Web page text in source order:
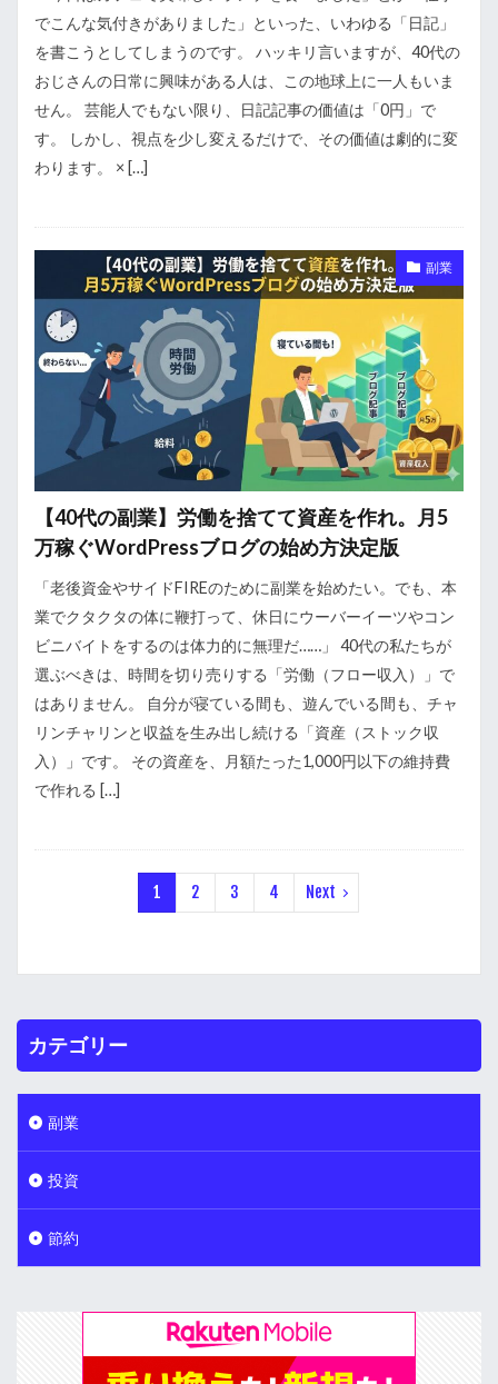
でこんな気付きがありました」といった、いわゆる「日記」
を書こうとしてしまうのです。 ハッキリ言いますが、40代の
おじさんの日常に興味がある人は、この地球上に一人もいま
せん。 芸能人でもない限り、日記記事の価値は「0円」で
す。 しかし、視点を少し変えるだけで、その価値は劇的に変
わります。 × […]
副業
【40代の副業】労働を捨てて資産を作れ。月5
万稼ぐWordPressブログの始め方決定版
「老後資金やサイドFIREのために副業を始めたい。でも、本
業でクタクタの体に鞭打って、休日にウーバーイーツやコン
ビニバイトをするのは体力的に無理だ……」 40代の私たちが
選ぶべきは、時間を切り売りする「労働（フロー収入）」で
はありません。 自分が寝ている間も、遊んでいる間も、チャ
リンチャリンと収益を生み出し続ける「資産（ストック収
入）」です。 その資産を、月額たった1,000円以下の維持費
で作れる […]
1 2 3 4 Next
カテゴリー
副業
投資
節約